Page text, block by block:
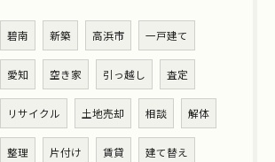
碧南 新築 高浜市 一戸建て
愛知 空き家 引っ越し 査定
リサイクル 土地売却 相談 解体
整理 片付け 賃貸 建て替え